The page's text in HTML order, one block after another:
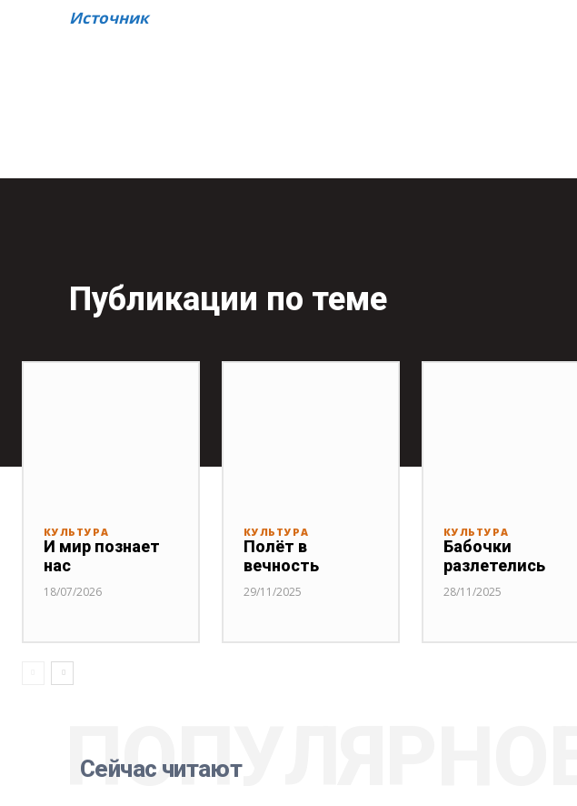
Источник
Публикации по теме
КУЛЬТУРА
И мир познает
нас
18/07/2026
КУЛЬТУРА
Полёт в
вечность
29/11/2025
КУЛЬТУРА
Бабочки
разлетелись
28/11/2025
Сейчас читают
ПОПУЛЯРНОЕ